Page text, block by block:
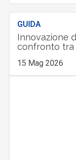
GUIDA
Innovazione
confronto tra
15 Mag 2026